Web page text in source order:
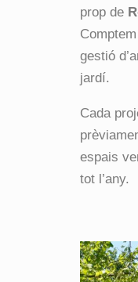
prop de
gestió
jardí.
Cada
espais
tot l’any.